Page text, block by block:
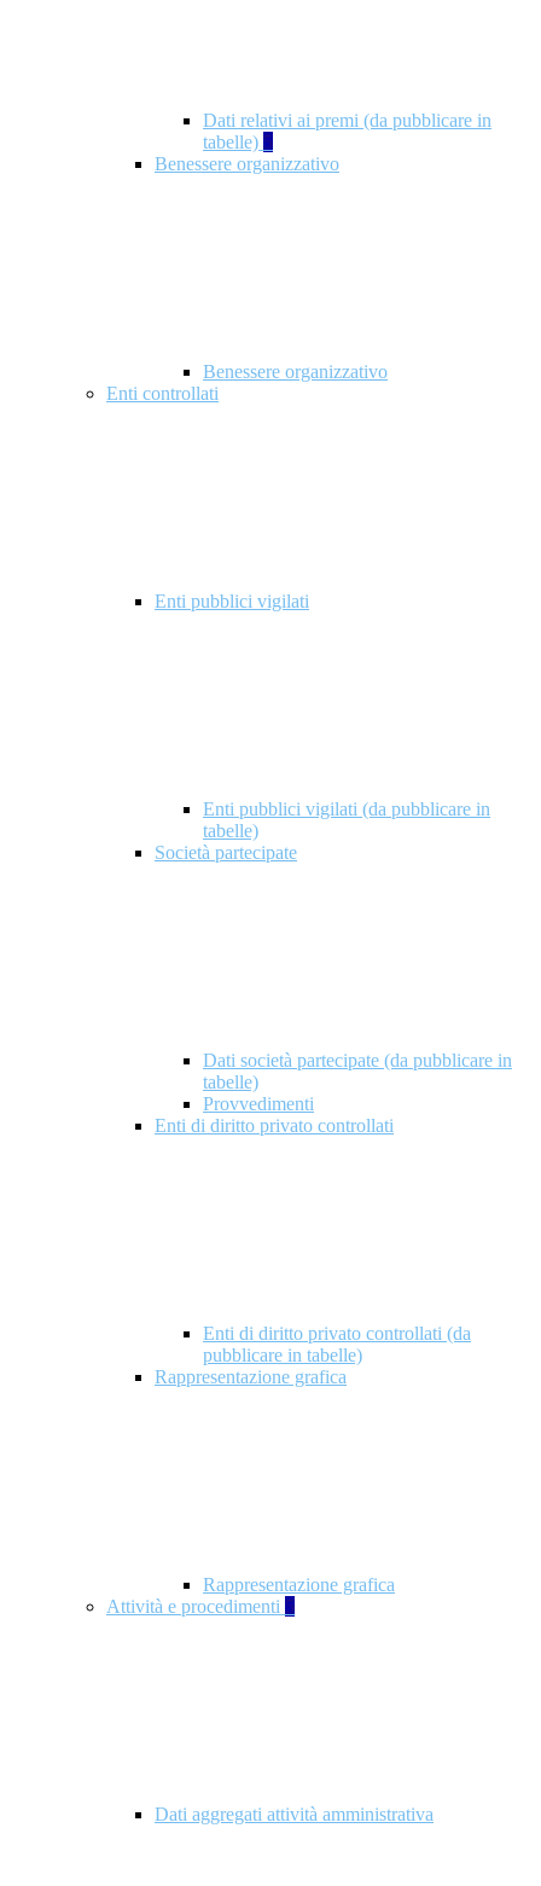
Dati relativi ai premi (da pubblicare in
tabelle) 5
Benessere organizzativo
Benessere organizzativo
Enti controllati
Enti pubblici vigilati
Enti pubblici vigilati (da pubblicare in
tabelle)
Società partecipate
Dati società partecipate (da pubblicare in
tabelle)
Provvedimenti
Enti di diritto privato controllati
Enti di diritto privato controllati (da
pubblicare in tabelle)
Rappresentazione grafica
Rappresentazione grafica
Attività e procedimenti 5
Dati aggregati attività amministrativa